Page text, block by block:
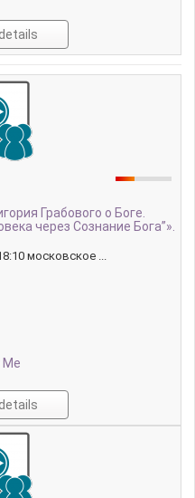
Грабового о Боге.
через Сознание Бога”».
московское ...